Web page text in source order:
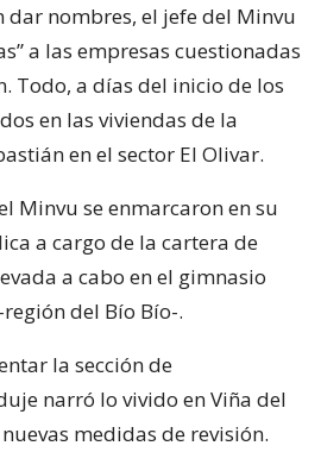
dar nombres, el jefe del Minvu
a las empresas cuestionadas
Todo, a días del inicio de los
en las viviendas de la
en el sector El Olivar.
Minvu se enmarcaron en su
a cargo de la cartera de
a cabo en el gimnasio
del Bío Bío-.
la sección de
narró lo vivido en Viña del
medidas de revisión.